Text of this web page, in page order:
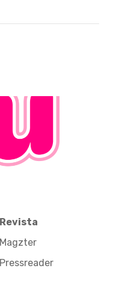
Revista
Magzter
Pressreader